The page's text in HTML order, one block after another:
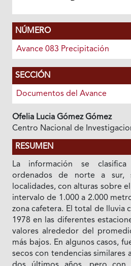
NÚMERO
Avance 083 Precipitación
SECCIÓN
Documentos del Avance
Ofelia Lucia Gómez Gómez
Centro Nacional de
RESUMEN
La información se clasifica
ordenados de norte a sur,
localidades, con alturas sobre
intervalo de 1.000 a 2.000
zona cafetera. El total de lluvia
1978 en las diferentes
valores alrededor del
más bajos. En algunos casos,
secos con tendencias similares